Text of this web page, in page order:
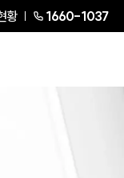
황 1660-1037